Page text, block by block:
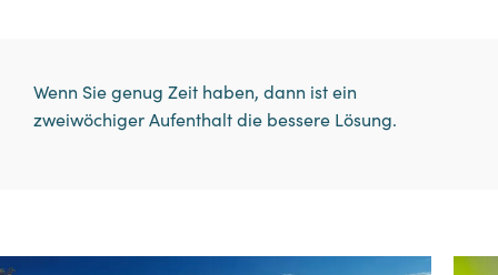
Wenn Sie genug Zeit haben, dann ist ein
zweiwöchiger Aufenthalt die bessere Lösung.
AUFENTHALT